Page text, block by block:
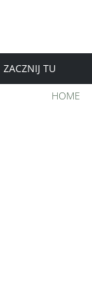
ZACZNIJ TU
HOME